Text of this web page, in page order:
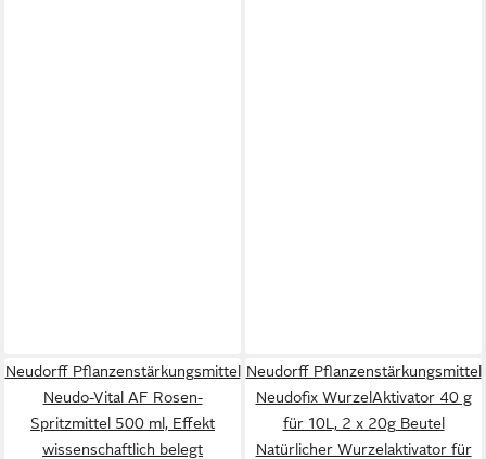
Neudorff Pflanzenstärkungsmittel
Neudo-Vital AF Rosen-
Spritzmittel 500 ml, Effekt
wissenschaftlich belegt
Neudorff Pflanzenstärkungsmittel
Neudofix WurzelAktivator 40 g
für 10L, 2 x 20g Beutel
Natürlicher Wurzelaktivator für